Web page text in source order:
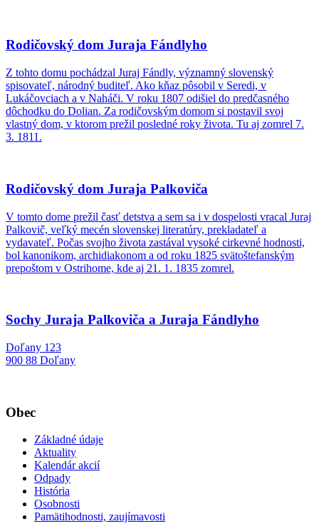
Rodičovský dom Juraja Fándlyho
Z tohto domu pochádzal Juraj Fándly, významný slovenský
spisovateľ, národný buditeľ. Ako kňaz pôsobil v Seredi, v
Lukáčovciach a v Naháči. V roku 1807 odišiel do predčasného
dôchodku do Dolian. Za rodičovským domom si postavil svoj
vlastný dom, v ktorom prežil posledné roky života. Tu aj zomrel 7.
3. 1811.
Rodičovský dom Juraja Palkoviča
V tomto dome prežil časť detstva a sem sa i v dospelosti vracal Juraj
Palkovič, veľký mecén slovenskej literatúry, prekladateľ a
vydavateľ. Počas svojho života zastával vysoké cirkevné hodnosti,
bol kanonikom, archidiakonom a od roku 1825 svätoštefanským
prepoštom v Ostrihome, kde aj 21. 1. 1835 zomrel.
Sochy Juraja Palkoviča a Juraja Fándlyho
Doľany 123
900 88 Doľany
Obec
Základné údaje
Aktuality
Kalendár akcií
Odpady
História
Osobnosti
Pamätihodnosti, zaujímavosti